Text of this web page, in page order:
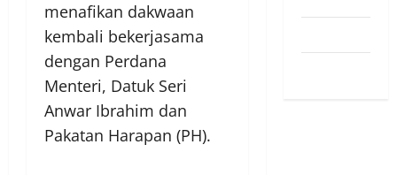
menafikan dakwaan
kembali bekerjasama
dengan Perdana
Menteri, Datuk Seri
Anwar Ibrahim dan
Pakatan Harapan (PH).